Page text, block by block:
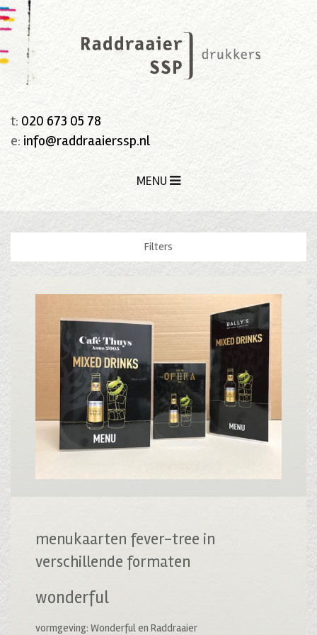
t: 020 673 05 78
e: info@raddraaierssp.nl
MENU
Filters
menukaarten fever-tree in
verschillende formaten
wonderful
vormgeving: Wonderful en Raddraaier